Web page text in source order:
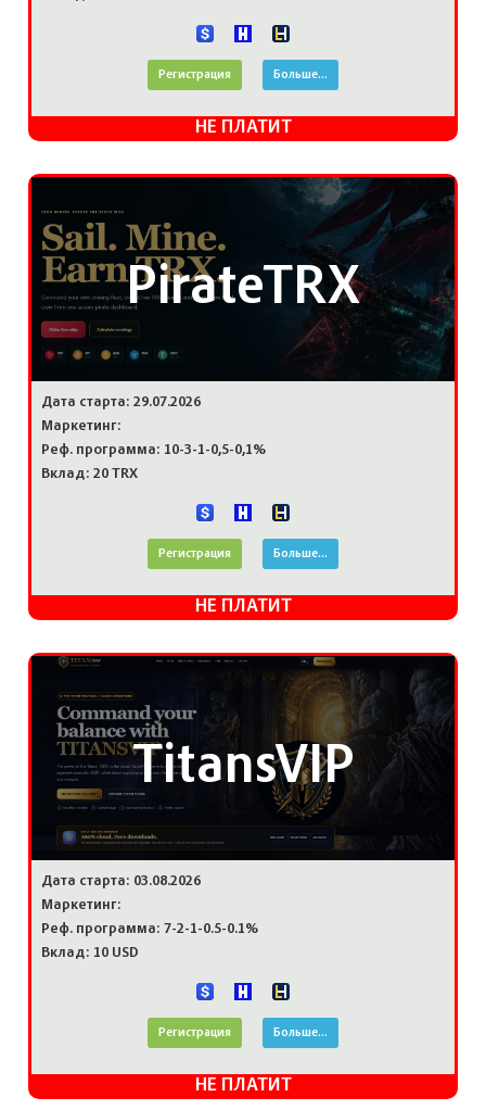
Регистрация Больше...
НЕ ПЛАТИТ
PirateTRX
Дата старта: 29.07.2026
Маркетинг:
Реф. программа: 10-3-1-0,5-0,1%
Вклад: 20 TRX
Регистрация Больше...
НЕ ПЛАТИТ
TitansVIP
Дата старта: 03.08.2026
Маркетинг:
Реф. программа: 7-2-1-0.5-0.1%
Вклад: 10 USD
Регистрация Больше...
НЕ ПЛАТИТ